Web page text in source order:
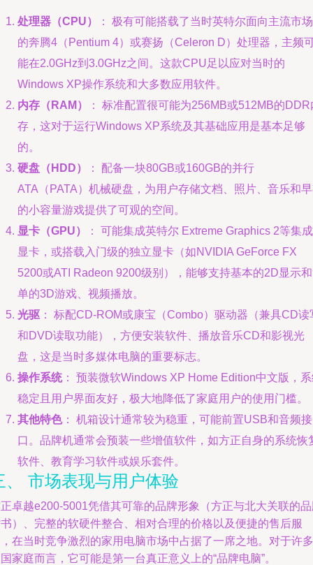
处理器（CPU）
： 极有可能搭载了当时英特尔面向主流市场
的奔腾4（Pentium 4）或赛扬（Celeron D）处理器，主频
能在2.0GHz到3.0GHz之间。这款CPU足以应对当时的
Windows XP操作系统和大多数应用软件。
内存（RAM）
： 标准配置很可能为256MB或512MB的DDR
存，这对于运行Windows XP系统及其基础应用是基本足够
的。
硬盘（HDD）
： 配备一块80GB或160GB的并行
ATA（PATA）机械硬盘，为用户存储文档、照片、音乐和
的小容量游戏提供了可观的空间。
显卡（GPU）
： 可能集成英特尔 Extreme Graphics 2等集成
显卡，或搭载入门级的独立显卡（如NVIDIA GeForce FX
5200或ATI Radeon 9200级别），能够支持基本的2D显示
单的3D游戏、视频播放。
光驱 ： 标配CD-ROM或康宝（Combo）驱动器（兼具CD读
和DVD读取功能），方便安装软件、播放音乐CD和影视光
盘，这是当时多媒体电脑的重要标志。
操作系统： 预装微软Windows XP Home Edition中文版，
稳定且用户界面友好，极大地降低了家庭用户的使用门槛。
其他特色： 机箱设计通常较为稳重，可能前置USB和音频接
口。品牌机通常会预装一些增值软件，如方正自身的系统恢
软件、教育学习软件或娱乐套件。
、 市场表现与用户体验
卓越e200-5001凭借其可靠的品牌形象（方正与北大关联的
）、完整的软硬件整合、相对合理的价格以及便捷的售后服
在当时竞争激烈的家用电脑市场中占据了一席之地。对于许多
家庭而言，它可能是第一台真正意义上的“品牌电脑”。